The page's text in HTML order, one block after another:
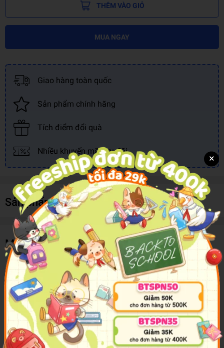
THÊM VÀO GIỎ
MUA NGAY
Giao hàng toàn quốc
Sản phẩm chính hãng
Tích điểm đổi quà
Nhiều khuyến mãi, ưu đãi
Sản phẩm cùng loại
Mô tả sản phẩm
A perfect picture book to share with pre-schoolers to
encourage them to recognise and celebrate their own
individuality, and so develop the self confidence to be
unique and proud of who they are. Gorgeous, comical
illustration and lively writing help children to understand their
emotions, and open a light-hearted dialogue about diversity
with the important message that we're all different - and that
×